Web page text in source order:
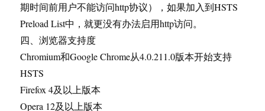
期时间前用户不能访问http协议），如果加入到HSTS
Preload List中，就更没有办法启用http访问。
四、浏览器支持度
Chromium和Google Chrome从4.0.211.0版本开始支持
HSTS
Firefox 4及以上版本
Opera 12及以上版本